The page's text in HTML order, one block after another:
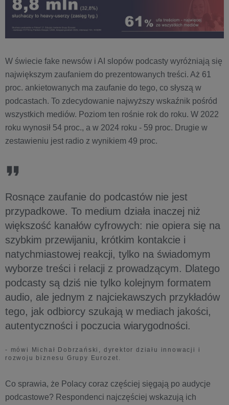
W świecie fake newsów i AI slopów podcasty wyróżniają się
największym zaufaniem do prezentowanych treści. Aż 61
proc. ankietowanych ma zaufanie do tego, co słyszą w
podcastach. To zdecydowanie najwyższy wskaźnik pośród
wszystkich mediów. Poziom ten rośnie rok do roku. W 2022
roku wynosił 54 proc., a w 2024 roku - 59 proc. Drugie w
zestawieniu jest radio z wynikiem 49 proc.
Rosnące zaufanie do podcastów nie jest
przypadkowe. To medium działa inaczej niż
większość kanałów cyfrowych: nie opiera się na
szybkim przewijaniu, krótkim kontakcie i
natychmiastowej reakcji, tylko na świadomym
wyborze treści i relacji z prowadzącym. Dlatego
podcasty są dziś nie tylko kolejnym formatem
audio, ale jednym z najciekawszych przykładów
tego, jak odbiorcy szukają w mediach jakości,
autentyczności i poczucia wiarygodności.
- mówi Michał Dobrzański, dyrektor działu innowacji i
rozwoju biznesu Grupy Eurozet.
Co sprawia, że Polacy coraz częściej sięgają po audycje
podcastowe? Respondenci najczęściej wskazują ich